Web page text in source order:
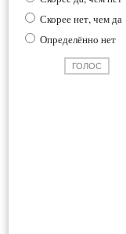
Скорее нет, чем да
Определённо нет